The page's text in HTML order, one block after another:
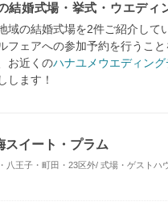
結婚式場・挙式・ウエディ
域の結婚式場を2件ご紹介し
フェアへの参加予約を行うこ
お近くのハナユメウエディング
します！
スイート・プラム
八王子・町田・23区外/ 式場・ゲストハ